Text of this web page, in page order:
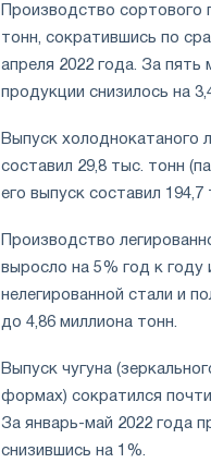
Производство сортового
тонн, сократившись по
апреля 2022 года. За пять
продукции снизилось на
Выпуск холоднокатаного
составил 29,8 тыс. тонн
его выпуск составил
Производство
выросло на 5% год к году
нелегированной стали и
до 4,86 миллиона тонн.
Выпуск чугуна
формах) сократился
За январь-май 2022 года
снизившись на 1%.